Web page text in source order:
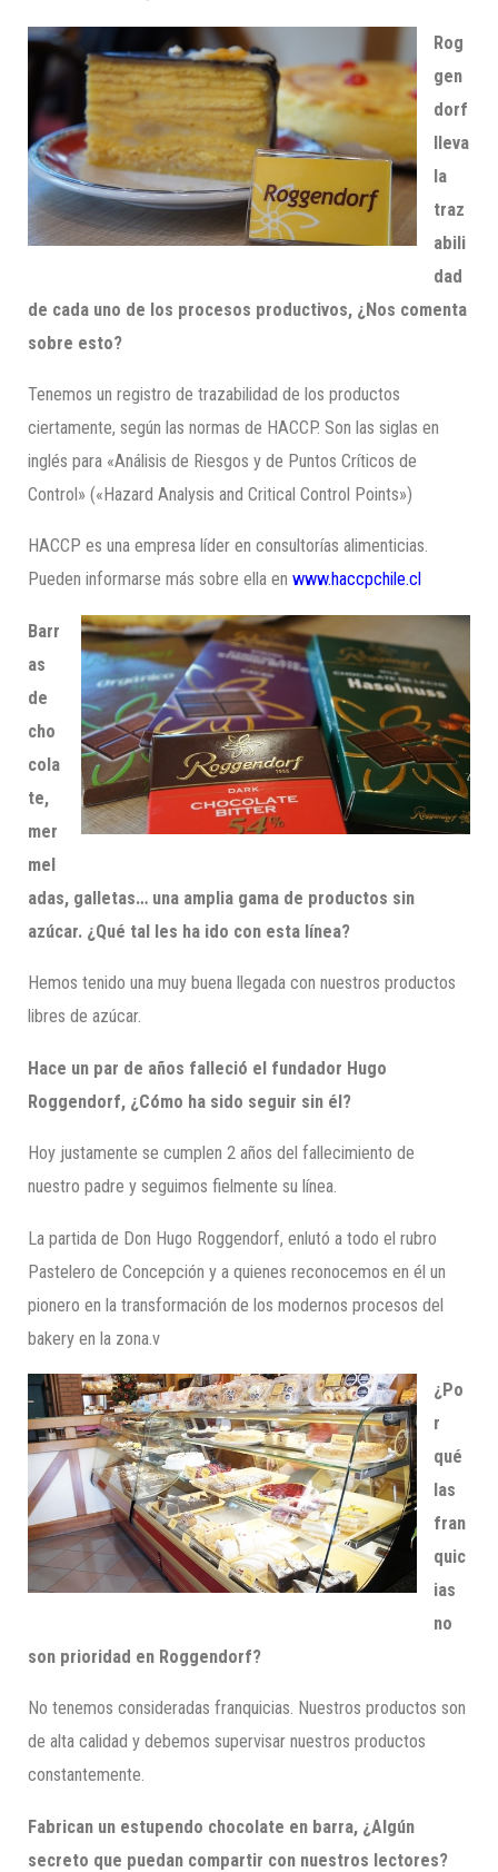
Rog
gen
dorf
lleva
la
traz
abili
dad
de cada uno de los procesos productivos, ¿Nos comenta
sobre esto?
Tenemos un registro de trazabilidad de los productos
ciertamente, según las normas de HACCP. Son las siglas en
inglés para «Análisis de Riesgos y de Puntos Críticos de
Control» («Hazard Analysis and Critical Control Points»)
HACCP es una empresa líder en consultorías alimenticias.
Pueden informarse más sobre ella enwww.haccpchile.cl
Barr
as
de
cho
cola
te,
mer
mel
adas, galletas… una amplia gama de productos sin
azúcar. ¿Qué tal les ha ido con esta línea?
Hemos tenido una muy buena llegada con nuestros productos
libres de azúcar.
Hace un par de años falleció el fundador Hugo
Roggendorf, ¿Cómo ha sido seguir sin él?
Hoy justamente se cumplen 2 años del fallecimiento de
nuestro padre y seguimos fielmente su línea.
La partida de Don Hugo Roggendorf, enlutó a todo el rubro
Pastelero de Concepción y a quienes reconocemos en él un
pionero en la transformación de los modernos procesos del
bakery en la zona.v
¿Po
r
qué
las
fran
quic
ias
no
son prioridad en Roggendorf?
No tenemos consideradas franquicias. Nuestros productos son
de alta calidad y debemos supervisar nuestros productos
constantemente.
Fabrican un estupendo chocolate en barra, ¿Algún
secreto que puedan compartir con nuestros lectores?